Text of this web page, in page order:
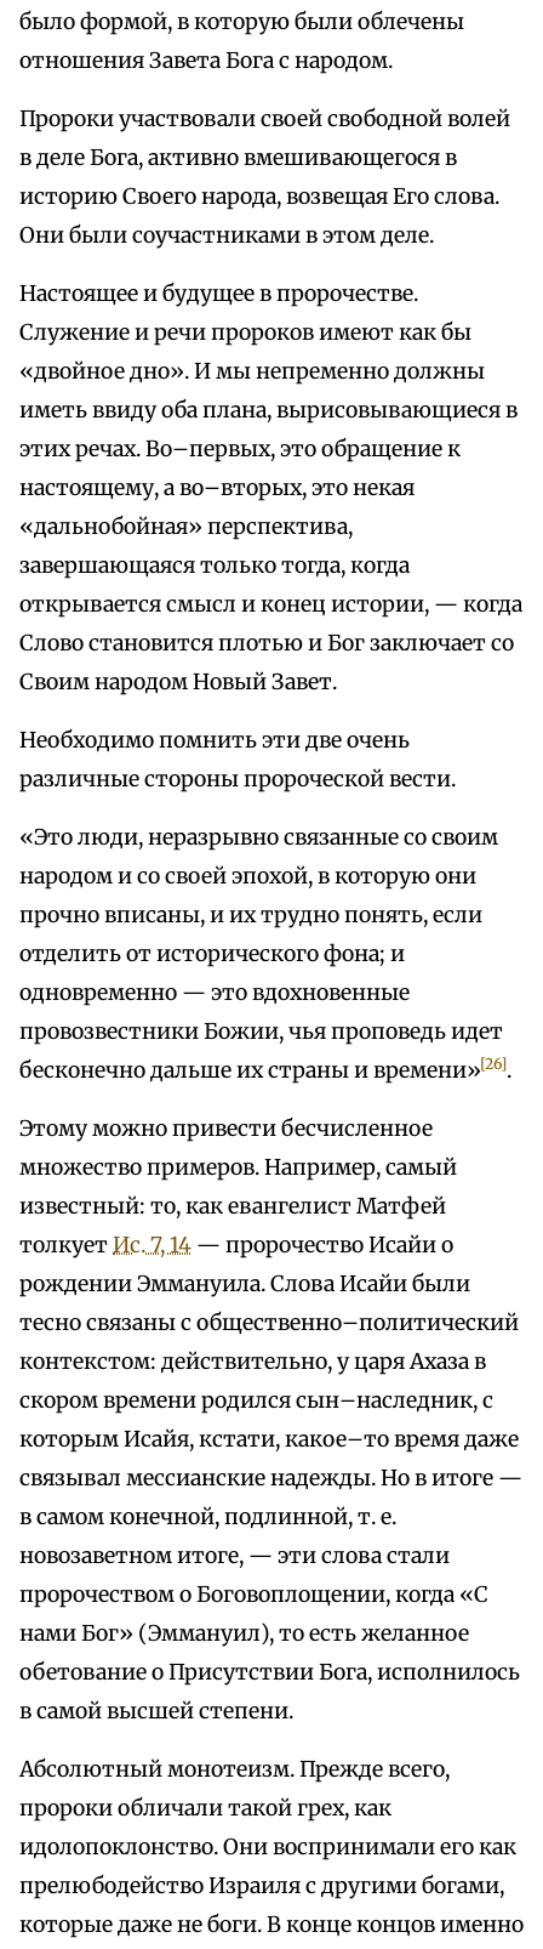
было формой, в которую были облечены
отношения Завета Бога с народом.
Пророки участвовали своей свободной волей
в деле Бога, активно вмешивающегося в
историю Своего народа, возвещая Его слова.
Они были соучастниками в этом деле.
Настоящее и будущее в пророчестве.
Служение и речи пророков имеют как бы
«двойное дно». И мы непременно должны
иметь ввиду оба плана, вырисовывающиеся в
этих речах. Во–первых, это обращение к
настоящему, а во–вторых, это некая
«дальнобойная» перспектива,
завершающаяся только тогда, когда
открывается смысл и конец истории, — когда
Слово становится плотью и Бог заключает со
Своим народом Новый Завет.
Необходимо помнить эти две очень
различные стороны пророческой вести.
«Это люди, неразрывно связанные со своим
народом и со своей эпохой, в которую они
прочно вписаны, и их трудно понять, если
отделить от исторического фона; и
одновременно — это вдохновенные
провозвестники Божии, чья проповедь идет
бесконечно дальше их страны и времени»[26].
Этому можно привести бесчисленное
множество примеров. Например, самый
известный: то, как евангелист Матфей
толкуетИс. 7, 14 — пророчество Исайи о
рождении Эммануила. Слова Исайи были
тесно связаны с общественно–политический
контекстом: действительно, у царя Ахаза в
скором времени родился сын–наследник, с
которым Исайя, кстати, какое–то время даже
связывал мессианские надежды. Но в итоге —
в самом конечной, подлинной, т. е.
новозаветном итоге, — эти слова стали
пророчеством о Боговоплощении, когда «С
нами Бог» (Эммануил), то есть желанное
обетование о Присутствии Бога, исполнилось
в самой высшей степени.
Абсолютный монотеизм. Прежде всего,
пророки обличали такой грех, как
идолопоклонство. Они воспринимали его как
прелюбодейство Израиля с другими богами,
которые даже не боги. В конце концов именно